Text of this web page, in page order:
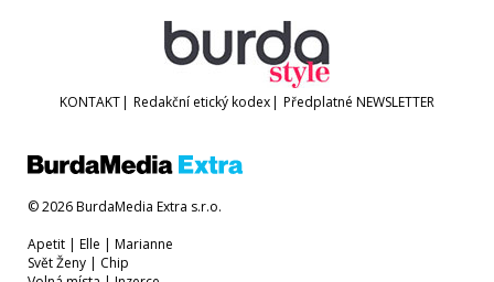
KONTAKT| Redakční etický kodex| Předplatné NEWSLETTER
© 2026 BurdaMedia Extra s.r.o.
Apetit | Elle | Marianne
Svět Ženy | Chip